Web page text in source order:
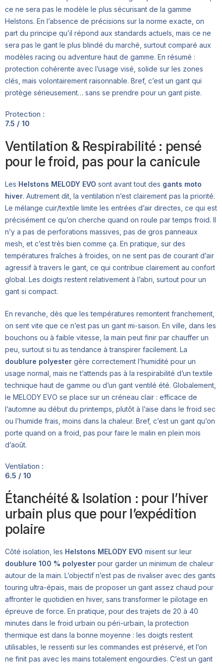
ce ne sera pas le modèle le plus sécurisant de la gamme
Helstons. En l’absence de précisions sur la norme exacte, on
part du principe qu’il répond aux standards actuels, mais ce ne
sera pas le gant le plus blindé du marché, surtout comparé aux
modèles racing ou adventure haut de gamme. En résumé :
protection cohérente avec l’usage visé, solide sur les zones
clés, mais volontairement raisonnable. Bref, c’est un gant qui
protège sérieusement… sans se prendre pour un gant piste.
Protection :
7.5 / 10
Ventilation & Respirabilité : pensé
pour le froid, pas pour la canicule
Les Helstons MELODY EVO sont avant tout des gants moto
hiver. Autrement dit, la ventilation n’est clairement pas la priorité.
Le mélange cuir/textile limite les entrées d’air directes, ce qui est
précisément ce qu’on cherche quand on roule par temps froid. Il
n’y a pas de perforations massives, pas de gros panneaux
mesh, et c’est très bien comme ça. En pratique, sur des
températures fraîches à froides, on ne sent pas de courant d’air
agressif à travers le gant, ce qui contribue clairement au confort
global. Les doigts restent relativement à l’abri, surtout pour un
gant si compact.
En revanche, dès que les températures remontent franchement,
on sent vite que ce n’est pas un gant mi-saison. En ville, dans les
bouchons ou à faible vitesse, la main peut finir par chauffer un
peu, surtout si tu as tendance à transpirer facilement. La
doublure polyester gère correctement l’humidité pour un
usage normal, mais ne t’attends pas à la respirabilité d’un textile
technique haut de gamme ou d’un gant ventilé été. Globalement,
le MELODY EVO se place sur un créneau clair : efficace de
l’automne au début du printemps, plutôt à l’aise dans le froid sec
ou l’humide frais, moins dans la chaleur. Bref, c’est un gant qu’on
porte quand on a froid, pas pour faire le malin en plein mois
d’août.
Ventilation :
6.5 / 10
Étanchéité & Isolation : pour l’hiver
urbain plus que pour l’expédition
polaire
Côté isolation, les Helstons MELODY EVO misent sur leur
doublure 100 % polyester pour garder un minimum de chaleur
autour de la main. L’objectif n’est pas de rivaliser avec des gants
touring ultra-épais, mais de proposer un gant assez chaud pour
affronter le quotidien en hiver, sans transformer le pilotage en
épreuve de force. En pratique, pour des trajets de 20 à 40
minutes dans le froid urbain ou péri-urbain, la protection
thermique est dans la bonne moyenne : les doigts restent
utilisables, le ressenti sur les commandes est préservé, et l’on
ne finit pas avec les mains totalement engourdies. C’est un gant